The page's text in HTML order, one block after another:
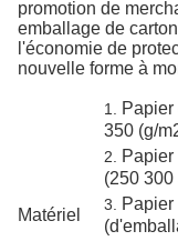
promotion de
emballage de
l'économie de
nouvelle forme à
1.
350 (g/
2.
(250 300
Matériel
3.